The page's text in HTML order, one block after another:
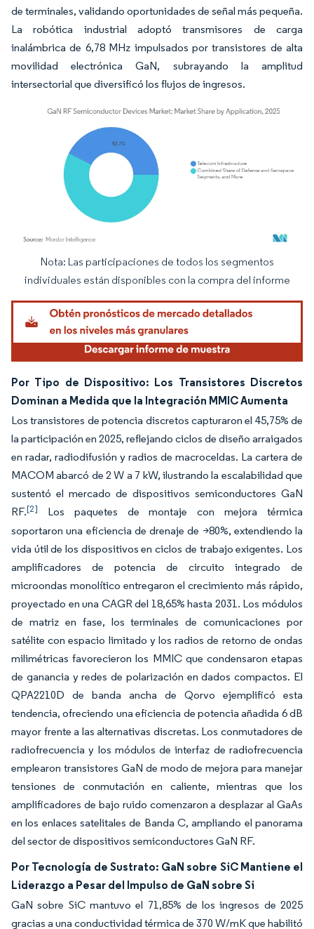
de terminales, validando oportunidades de señal más pequeña.
La robótica industrial adoptó transmisores de carga
inalámbrica de 6,78 MHz impulsados por transistores de alta
movilidad electrónica GaN, subrayando la amplitud
intersectorial que diversificó los flujos de ingresos.
Imagen © Mordor Intelligence. El uso requiere atribución según CC BY 4.0.
Nota: Las participaciones de todos los segmentos
individuales están disponibles con la compra del informe
Por Tipo de Dispositivo: Los Transistores Discretos
Dominan a Medida que la Integración MMIC Aumenta
Los transistores de potencia discretos capturaron el 45,75% de
la participación en 2025, reflejando ciclos de diseño arraigados
en radar, radiodifusión y radios de macroceldas. La cartera de
MACOM abarcó de 2 W a 7 kW, ilustrando la escalabilidad que
sustentó el mercado de dispositivos semiconductores GaN
RF.[2]
Los paquetes de montaje con mejora térmica
soportaron una eficiencia de drenaje de >80%, extendiendo la
vida útil de los dispositivos en ciclos de trabajo exigentes. Los
amplificadores de potencia de circuito integrado de
microondas monolítico entregaron el crecimiento más rápido,
proyectado en una CAGR del 18,65% hasta 2031. Los módulos
de matriz en fase, los terminales de comunicaciones por
satélite con espacio limitado y los radios de retorno de ondas
milimétricas favorecieron los MMIC que condensaron etapas
de ganancia y redes de polarización en dados compactos. El
QPA2210D de banda ancha de Qorvo ejemplificó esta
tendencia, ofreciendo una eficiencia de potencia añadida 6 dB
mayor frente a las alternativas discretas. Los conmutadores de
radiofrecuencia y los módulos de interfaz de radiofrecuencia
emplearon transistores GaN de modo de mejora para manejar
tensiones de conmutación en caliente, mientras que los
amplificadores de bajo ruido comenzaron a desplazar al GaAs
en los enlaces satelitales de Banda C, ampliando el panorama
del sector de dispositivos semiconductores GaN RF.
Por Tecnología de Sustrato: GaN sobre SiC Mantiene el
Liderazgo a Pesar del Impulso de GaN sobre Si
GaN sobre SiC mantuvo el 71,85% de los ingresos de 2025
gracias a una conductividad térmica de 370 W/mK que habilitó